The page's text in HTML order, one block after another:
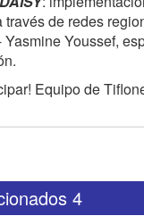
través de redes
Yasmine Youssef,
Equipo de
4